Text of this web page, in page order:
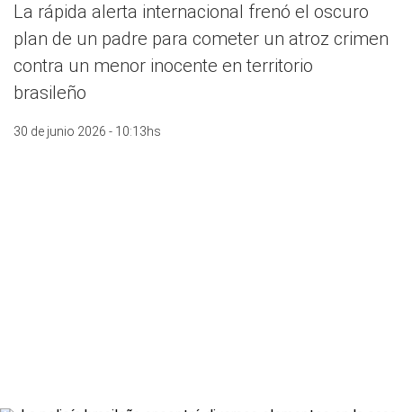
La rápida alerta internacional frenó el oscuro
plan de un padre para cometer un atroz crimen
contra un menor inocente en territorio
brasileño
30 de junio 2026 - 10:13hs